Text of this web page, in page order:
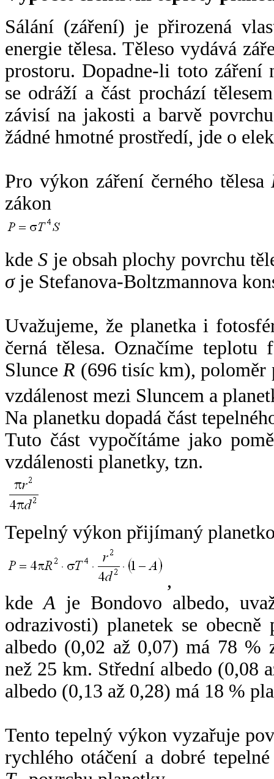
Sálání (záření) je přirozená
energie tělesa. Těleso vydává
prostoru. Dopadne-li toto záření
se odráží a část prochází
závisí na jakosti a barvě
žádné hmotné prostředí, jde o
Pro výkon záření černého tělesa
zákon
kdeS je obsah plochy povrchu
σje Stefanova-Boltzmannova
Uvažujeme, že planetka i
černá tělesa. Označíme
SlunceR (696 tisíc km),
vzdálenost mezi Sluncem a
Na planetku dopadá část
Tuto část vypočítáme jako
vzdálenosti planetky, tzn.
Tepelný výkon přijímaný
,
kdeA je Bondovo albedo,
odrazivosti) planetek se
albedo (0,02 až 0,07) má 78 %
než 25 km. Střední albedo (0,08
albedo (0,13 až 0,28) má 18 %
Tento tepelný výkon vyzařuje
rychlého otáčení a dobré